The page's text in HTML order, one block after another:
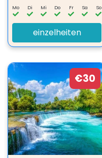
Mo Di Mi Do Fr Sa So
einzelheiten
€30